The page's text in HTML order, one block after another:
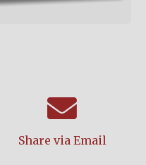
Share via Email